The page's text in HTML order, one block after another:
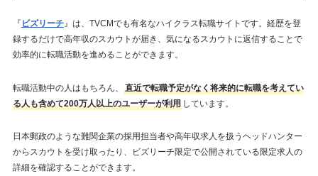
『 ビズリーチ』は、TVCMでも有名なハイクラス転職サイトです。経歴を登
録するだけで高年収のスカウトが届き、気になるスカウトに返信することで
効率的に転職活動を進めることができます。
転職活動中の人はもちろん、
直近で転職予定がなく将来的に転職を考えてい
る人も含めて200万人以上のユーザーが利用 しています。
日本郵政のような難関企業の採用担当者や高年収求人を扱うヘッドハンター
からスカウトを受け取ったり、ビズリーチ限定で公開されている限定求人の
詳細を確認することができます。